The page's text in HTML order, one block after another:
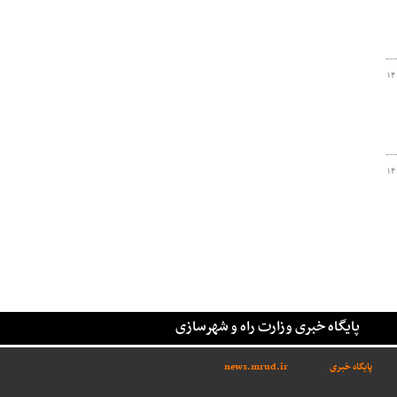
پایگاه خبری وزارت راه و شهرسازی
پایگاه خبری news.mrud.ir